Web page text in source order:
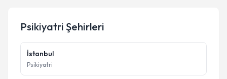
Psikiyatri Şehirleri
İstanbul
Psikiyatri